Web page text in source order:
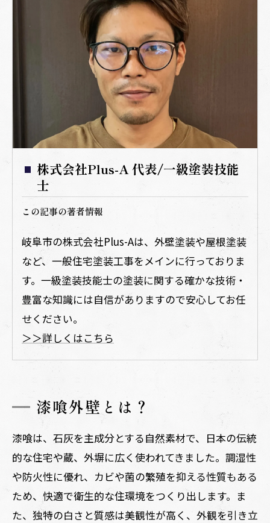
株式会社Plus-A 代表/一級塗装技能
士
この記事の著者情報
岐阜市の株式会社Plus-Aは、外壁塗装や屋根塗装
など、一般住宅塗装工事をメインに行っておりま
す。一級塗装技能士の塗装に関する確かな技術・
豊富な知識には自信がありますので安心してお任
せください。
＞＞詳しくはこちら
漆喰外壁とは？
漆喰は、石灰を主成分とする自然素材で、日本の伝統
的な住宅や蔵、外塀に広く使われてきました。調湿性
や防火性に優れ、カビや菌の繁殖を抑える性質もある
ため、快適で衛生的な住環境をつくり出します。ま
た、独特の白さと質感は美観性が高く、外観を引き立